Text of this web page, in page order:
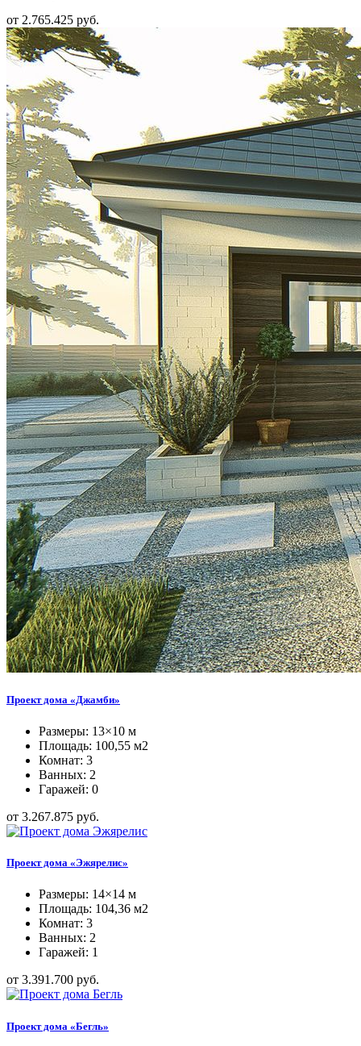
от 2.765.425 руб.
Проект дома «Джамби»
Размеры: 13×10 м
Площадь: 100,55 м2
Комнат: 3
Ванных: 2
Гаражей: 0
от 3.267.875 руб.
Проект дома «Эжярелис»
Размеры: 14×14 м
Площадь: 104,36 м2
Комнат: 3
Ванных: 2
Гаражей: 1
от 3.391.700 руб.
Проект дома «Бегль»